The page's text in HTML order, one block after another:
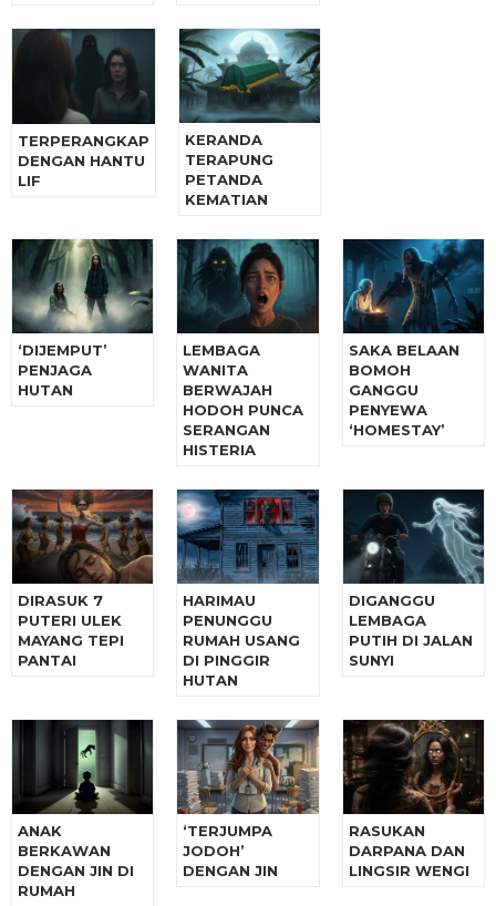
TERPERANGKAP
DENGAN HANTU
LIF
KERANDA
TERAPUNG
PETANDA
KEMATIAN
‘DIJEMPUT’
PENJAGA
HUTAN
LEMBAGA
WANITA
BERWAJAH
HODOH PUNCA
SERANGAN
HISTERIA
SAKA BELAAN
BOMOH
GANGGU
PENYEWA
‘HOMESTAY’
DIRASUK 7
PUTERI ULEK
MAYANG TEPI
PANTAI
HARIMAU
PENUNGGU
RUMAH USANG
DI PINGGIR
HUTAN
DIGANGGU
LEMBAGA
PUTIH DI JALAN
SUNYI
ANAK
BERKAWAN
DENGAN JIN DI
RUMAH
‘TERJUMPA
JODOH’
DENGAN JIN
RASUKAN
DARPANA DAN
LINGSIR WENGI